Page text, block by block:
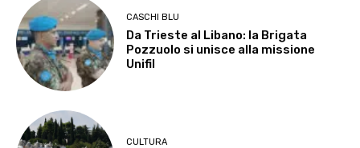
CASCHI BLU
Da Trieste al Libano: la Brigata
Pozzuolo si unisce alla missione
Unifil
CULTURA